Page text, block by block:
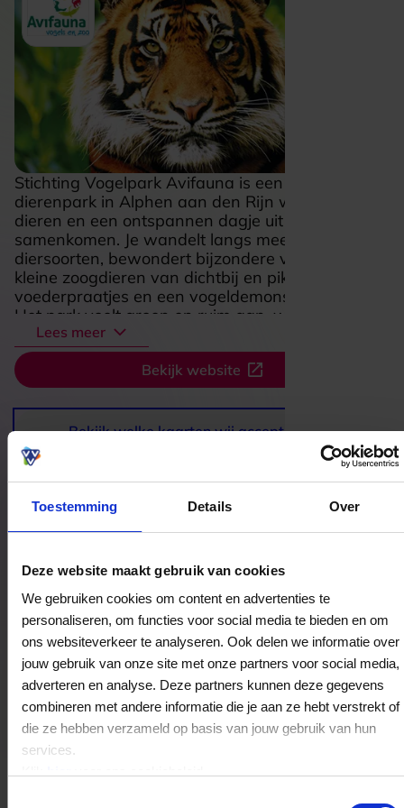
Toestemming Details Over
Deze website maakt gebruik van cookies
We gebruiken cookies om content en advertenties te
personaliseren, om functies voor social media te bieden en om
ons websiteverkeer te analyseren. Ook delen we informatie over
jouw gebruik van onze site met onze partners voor social media,
adverteren en analyse. Deze partners kunnen deze gegevens
combineren met andere informatie die je aan ze hebt verstrekt of
die ze hebben verzameld op basis van jouw gebruik van hun
services.
Stichting Vogelpark Avifauna is een vogelpark en
dierenpark in Alphen aan den Rijn waar natuur,
dieren en een ontspannen dagje uit mooi
samenkomen. Je wandelt langs meer dan 230
diersoorten, bewondert bijzondere vogels en
kleine zoogdieren van dichtbij en pikt onderweg
voederpraatjes en een vogeldemonstratie mee.
Het park voelt groen en ruim aan, waardoor je
rustig rondkijkt en steeds weer iets nieuws
ontdekt. Ook voor een complete dag uit zit je hier
goed, met plekken om iets te eten of drinken en
extra’s die het bezoek afwisselend maken.
Avifauna is vooral aantrekkelijk voor gezinnen,
dierenliefhebbers en iedereen die zin heeft in een
verrassende en gezellige ontdekkingstocht
tussen kleurrijke dieren en natuurlijke
leefomgevingen.
Lees meer
Bekijk website
Bekijk welke kaarten wij accepteren
Bestedingslocaties
Stichting Vogelpark Avifauna
Stuyvesantlaan 59
2404HG
Alphen aan den Rijn
Veelgestelde Vragen